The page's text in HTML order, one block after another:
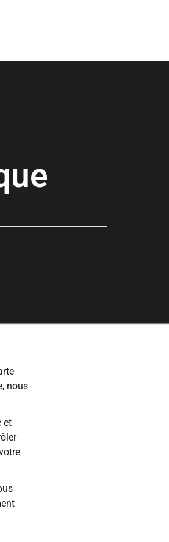
nous
et